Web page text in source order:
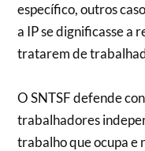
específico, outros
a IP se dignificasse a
tratarem de
O SNTSF defende
trabalhadores
trabalho que ocupa e